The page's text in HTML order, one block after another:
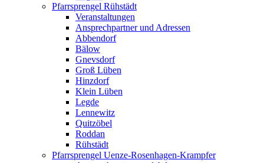
Pfarrsprengel Rühstädt
Veranstaltungen
Ansprechpartner und Adressen
Abbendorf
Bälow
Gnevsdorf
Groß Lüben
Hinzdorf
Klein Lüben
Legde
Lennewitz
Quitzöbel
Roddan
Rühstädt
Pfarrsprengel Uenze-Rosenhagen-Krampfer